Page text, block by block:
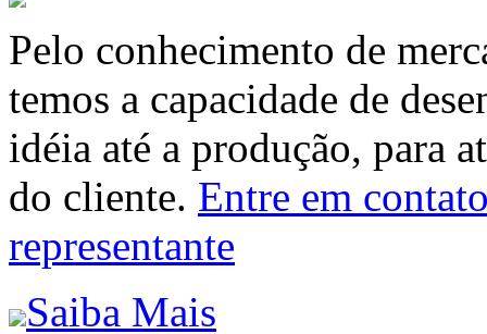
Pelo conhecimento de
temos a capacidade de
idéia até a produção, para
do cliente. Entre em
representante
Saiba Mais